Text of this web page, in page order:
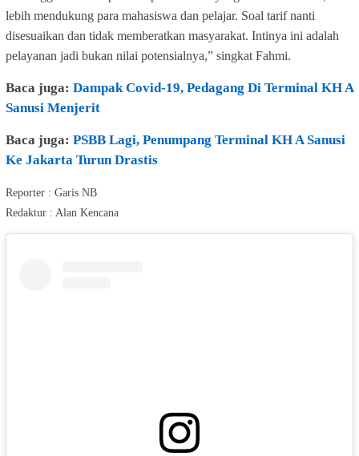
lebih mendukung para mahasiswa dan pelajar. Soal tarif nanti
disesuaikan dan tidak memberatkan masyarakat. Intinya ini adalah
pelayanan jadi bukan nilai potensialnya,” singkat Fahmi.
Baca juga: Dampak Covid-19, Pedagang Di Terminal KH A
Sanusi Menjerit
Baca juga: PSBB Lagi, Penumpang Terminal KH A Sanusi
Ke Jakarta Turun Drastis
Reporter : Garis NB
Redaktur : Alan Kencana